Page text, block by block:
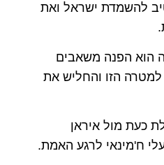
להשמדת ישראל ואת
הוא הפנה משאבים
הזו והחליש את
כעת מול איראן
ח'מינאי לרגע האמת.